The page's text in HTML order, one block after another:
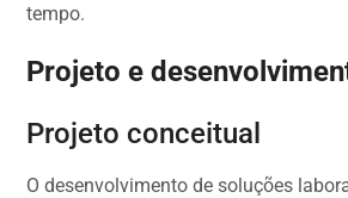
tempo.
Projeto e
Projeto conceitual
O desenvolvimento de soluções